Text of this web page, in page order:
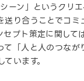
ン」というクリエ
送り合うことでコミ
プト策定に関して
「人と人のつなが
います。